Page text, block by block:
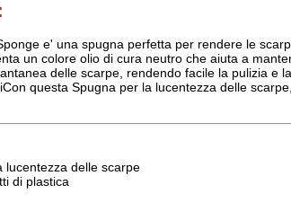
e' una spugna perfetta per rendere le
un colore olio di cura neutro che aiuta a
delle scarpe, rendendo facile la pulizia e
questa Spugna per la lucentezza delle
lucentezza delle scarpe
di plastica